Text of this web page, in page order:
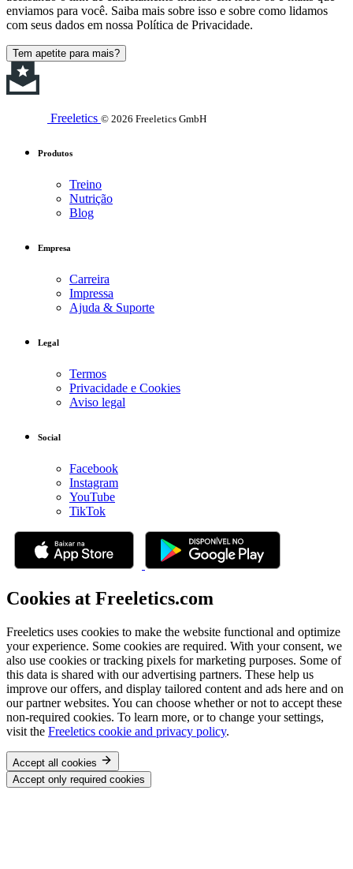
enviamos para você. Saiba mais sobre isso e sobre como lidamos
com seus dados em nossa Política de Privacidade.
Tem apetite para mais?
Freeletics © 2026 Freeletics GmbH
Produtos
Treino
Nutrição
Blog
Empresa
Carreira
Impressa
Ajuda & Suporte
Legal
Termos
Privacidade e Cookies
Aviso legal
Social
Facebook
Instagram
YouTube
TikTok
Cookies at Freeletics.com
Freeletics uses cookies to make the website functional and optimize
your experience. Some cookies are required. With your consent, we
also use cookies or tracking pixels for marketing purposes. Some of
this data is shared with our advertising partners. These help us
improve our offers, and display tailored content and ads here and on
our partner websites. You can choose whether or not to accept these
non-required cookies. To learn more, or to change your settings,
visit the Freeletics cookie and privacy policy.
Accept all cookies
Accept only required cookies